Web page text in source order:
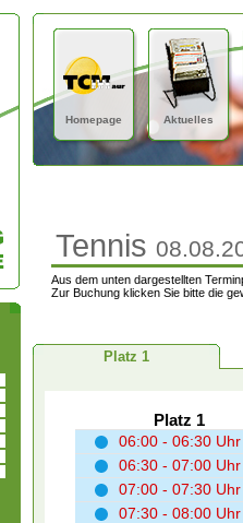
Homepage Aktuelles
Tennis
Aus dem unten dargestellten
Zur Buchung klicken Sie bitte die
Platz 1
Platz 1
06:00 - 06:30 Uhr
06:30 - 07:00 Uhr
07:00 - 07:30 Uhr
07:30 - 08:00 Uhr